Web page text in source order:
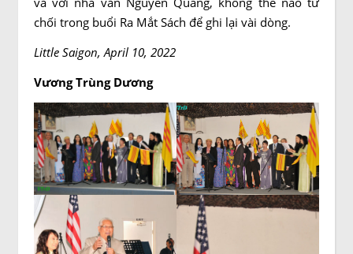
chối trong buổi Ra Mắt Sách để ghi lại vài dòng.
Little Saigon, April 10, 2022
Vương Trùng Dương